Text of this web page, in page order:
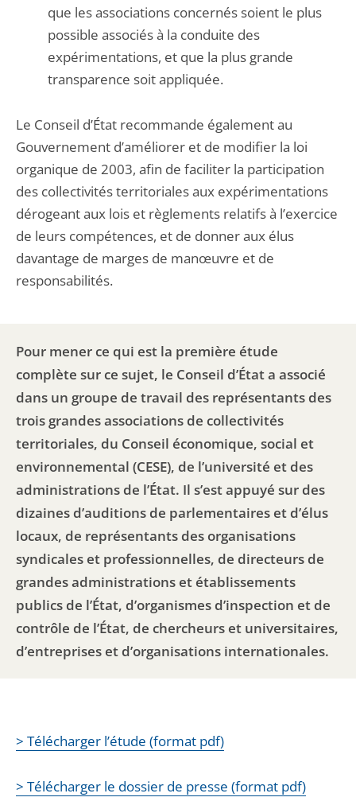
que les associations concernés soient le plus
possible associés à la conduite des
expérimentations, et que la plus grande
transparence soit appliquée.
Le Conseil d’État recommande également au
Gouvernement d’améliorer et de modifier la loi
organique de 2003, afin de faciliter la participation
des collectivités territoriales aux expérimentations
dérogeant aux lois et règlements relatifs à l’exercice
de leurs compétences, et de donner aux élus
davantage de marges de manœuvre et de
responsabilités.
Pour mener ce qui est la première étude
complète sur ce sujet, le Conseil d’État a associé
dans un groupe de travail des représentants des
trois grandes associations de collectivités
territoriales, du Conseil économique, social et
environnemental (CESE), de l’université et des
administrations de l’État. Il s’est appuyé sur des
dizaines d’auditions de parlementaires et d’élus
locaux, de représentants des organisations
syndicales et professionnelles, de directeurs de
grandes administrations et établissements
publics de l’État, d’organismes d’inspection et de
contrôle de l’État, de chercheurs et universitaires,
d’entreprises et d’organisations internationales.
> Télécharger l’étude (format pdf)
> Télécharger le dossier de presse (format pdf)